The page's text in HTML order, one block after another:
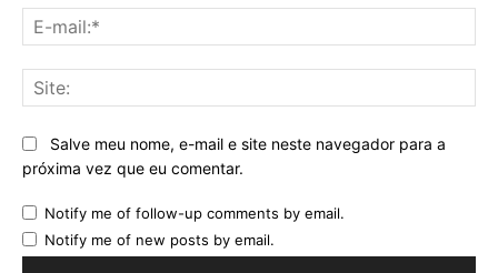
Salve meu nome, e-mail e site neste navegador para a
próxima vez que eu comentar.
Notify me of follow-up comments by email.
Notify me of new posts by email.